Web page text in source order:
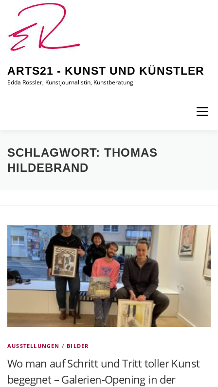
ARTS21 - KUNST UND KÜNSTLER
Edda Rössler, Kunstjournalistin, Kunstberatung
Menü
ARTS21 – EDDA RÖSSLER PRESSEBERICHTE
SCHLAGWORT: THOMAS
HILDEBRAND
AUSSTELLUNGEN / BILDER
Wo man auf Schritt und Tritt toller Kunst
begegnet – Galerien-Opening in der